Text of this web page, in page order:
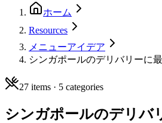
ホーム
Resources
メニューアイデア
シンガポールのデリバリーに
27 items · 5 categories
シンガポールのデリバ